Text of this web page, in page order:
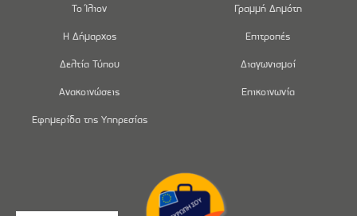
Το Ίλιον
Η Δήμαρχος
Δελτία Τύπου
Ανακοινώσεις
Εφημερίδα της Υπηρεσίας
Γραμμή Δημότη
Επιτροπές
Διαγωνισμοί
Επικοινωνία